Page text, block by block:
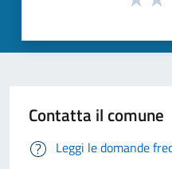
Contatta il comune
Leggi le domande